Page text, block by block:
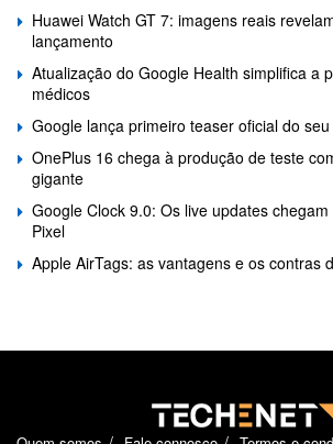
Huawei Watch GT 7: imagens reais
lançamento
Atualização do Google Health simplifica a
médicos
Google lança primeiro teaser oficial do
OnePlus 16 chega à produção de teste
gigante
Google Clock 9.0: Os live updates
Pixel
Apple AirTags: as vantagens e os contras